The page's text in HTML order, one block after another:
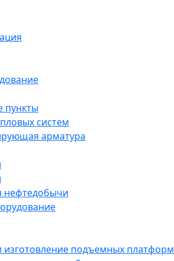
пункты
систем
арматура
нефтедобычи
изготовление подъемных платформ